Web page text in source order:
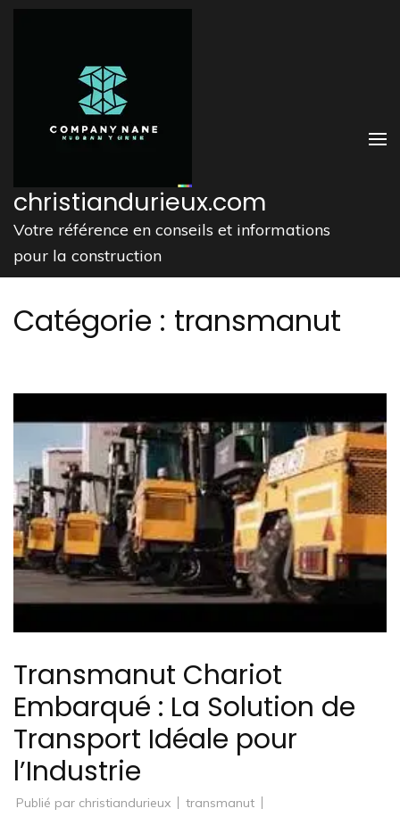
Aller
christiandurieux.com
Votre référence en conseils et informations
pour la construction
Catégorie : transmanut
Transmanut Chariot
Embarqué : La Solution de
Transport Idéale pour
l’Industrie
Publié par christiandurieux
transmanut